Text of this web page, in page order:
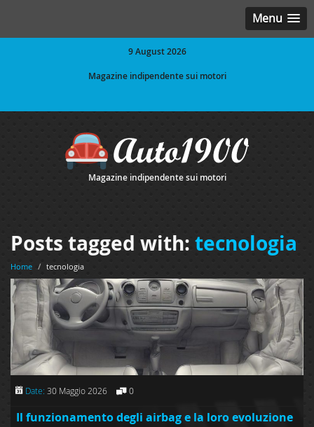
Menu
9 August 2026
Magazine indipendente sui motori
Magazine indipendente sui motori
Posts tagged with: tecnologia
Home / tecnologia
Date: 30 Maggio 2026 0
Il funzionamento degli airbag e la loro evoluzione